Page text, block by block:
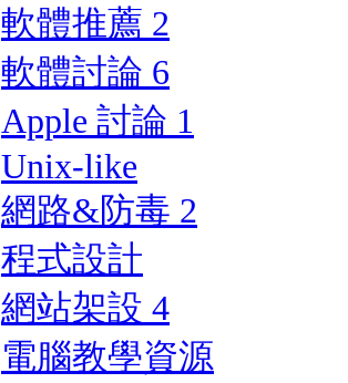
軟體推薦 2
軟體討論 6
Apple 討論 1
Unix-like
網路&防毒 2
程式設計
網站架設 4
電腦教學資源